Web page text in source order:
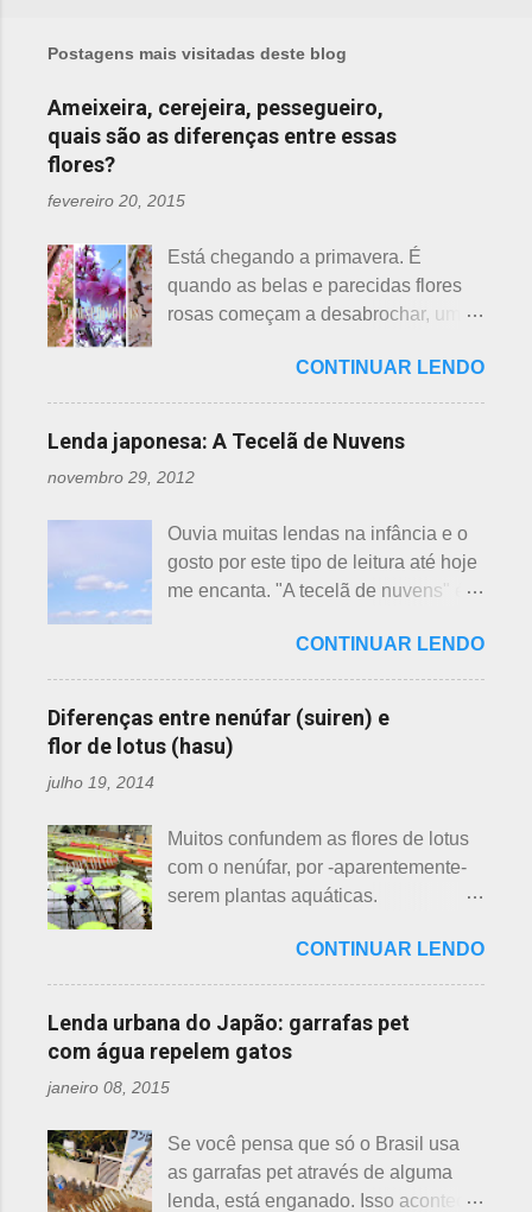
Postagens mais visitadas deste blog
Ameixeira, cerejeira, pessegueiro,
quais são as diferenças entre essas
flores?
fevereiro 20, 2015
Está chegando a primavera. É
quando as belas e parecidas flores
rosas começam a desabrochar, uma
fevereiro, a segunda em março e, no
final de março até abril, as cerejeiras.
Lembrando que o clima pode
ou atrasando a florescência. Também
identificação ou com o nome das
flores, pelas cores e algumas
semelhanças. Saiba como identificar
parecidas: - Ameixeira - Ume 梅 A
primeira a florescer é a ameixeira.
Particularmente, dessas 3 flores,
gosto mais da ameixeira. O período
Ameixeiras não tem caule e as flores
brotam diretamente dos ramos. Cada
junta no botão tem apenas uma flor e
é relativamente espaçoso. As pétalas
são arredondadas. - Pessegueiro -
árvores do pessegueiro são mais
baixas, geralmente apresen...
CONTINUAR LENDO
Lenda japonesa: A Tecelã de Nuvens
novembro 29, 2012
Ouvia muitas lendas na infância e o
gosto por este tipo de leitura até hoje
me encanta. "A tecelã de nuvens" é
japonesas e - embora muitos
conheçam - compartilho aos que
ainda não tiveram essa
oportunidade. A tecelã de nuvens Há
muito tempo atrás, na terra do sol
suas terras para o plantio. Sozinho
no mundo e muito triste, pois a mãe,
que era tecelã, havia falecido
para ajudá-lo nessa tarefa. Eis que
estava ele semeando e, de repente,
viu uma cobra rastejando no chão.
Sei percebeu que a cobra deslizou
aranha suspensa por um fio de seda
da teia. A aranha fez Sei lembrar da
mãe - pequena e indefesa - e
CONTINUAR LENDO
Diferenças entre nenúfar (suiren) e
flor de lotus (hasu)
julho 19, 2014
Muitos confundem as flores de lotus
com o nenúfar, por -aparentemente-
serem plantas aquáticas.
na água, no entanto, existem
diferenças. Nenúfar brota na água e
flor de lotus no chão lodoso que,
popularmente, dizemos brejo. Vou
explicar de maneira bem objetiva,
qual a diferença entre o nenúfar -
hasu, em japonês. Basta dar uma
olhada nas flores para perceber as
CONTINUAR LENDO
Lenda urbana do Japão: garrafas pet
com água repelem gatos
janeiro 08, 2015
Se você pensa que só o Brasil usa
as garrafas pet através de alguma
lenda, está enganado. Isso acontece